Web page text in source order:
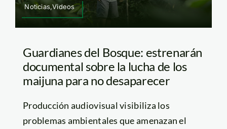
Noticias,Videos
Guardianes del Bosque: estrenarán
documental sobre la lucha de los
maijuna para no desaparecer
Producción audiovisual visibiliza los
problemas ambientales que amenazan el